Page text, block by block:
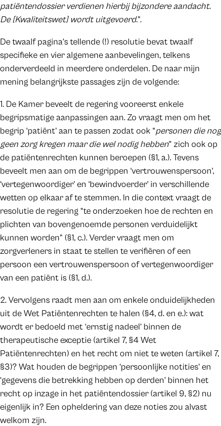
patiëntendossier verdienen hierbij bijzondere aandacht.
De [Kwaliteitswet] wordt uitgevoerd.”.
De twaalf pagina’s tellende (!) resolutie bevat twaalf
specifieke en vier algemene aanbevelingen, telkens
onderverdeeld in meerdere onderdelen. De naar mijn
mening belangrijkste passages zijn de volgende:
1. De Kamer beveelt de regering vooreerst enkele
begripsmatige aanpassingen aan. Zo vraagt men om het
begrip ‘patiënt’ aan te passen zodat ook “personen die nog
geen zorg kregen maar die wel nodig hebben” zich ook op
de patiëntenrechten kunnen beroepen (§1, a.). Tevens
beveelt men aan om de begrippen ‘vertrouwenspersoon’,
‘vertegenwoordiger’ en ‘bewindvoerder’ in verschillende
wetten op elkaar af te stemmen. In die context vraagt de
resolutie de regering “te onderzoeken hoe de rechten en
plichten van bovengenoemde personen verduidelijkt
kunnen worden” (§1, c.). Verder vraagt men om
zorgverleners in staat te stellen te verifiëren of een
persoon een vertrouwenspersoon of vertegenwoordiger
van een patiënt is (§1, d.).
2. Vervolgens raadt men aan om enkele onduidelijkheden
uit de Wet Patiëntenrechten te halen (§4, d. en e.): wat
wordt er bedoeld met ‘ernstig nadeel’ binnen de
therapeutische exceptie (artikel 7, §4 Wet
Patiëntenrechten) en het recht om niet te weten (artikel 7,
§3)? Wat houden de begrippen ‘persoonlijke notities’ en
‘gegevens die betrekking hebben op derden’ binnen het
recht op inzage in het patiëntendossier (artikel 9, §2) nu
eigenlijk in? Een opheldering van deze noties zou alvast
welkom zijn.